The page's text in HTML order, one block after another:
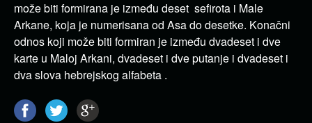
može biti formirana je između deset sefirota i Male
Arkane, koja je numerisana od Asa do desetke. Konačni
odnos koji može biti formiran je između dvadeset i dve
karte u Maloj Arkani, dvadeset i dve putanje i dvadeset i
dva slova hebrejskog alfabeta .